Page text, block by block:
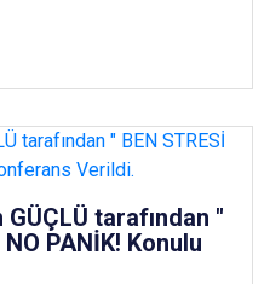
tarafından "
PANİK! Konulu